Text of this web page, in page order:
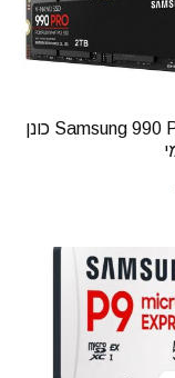
Samsung 990 PRO 2TB כונן